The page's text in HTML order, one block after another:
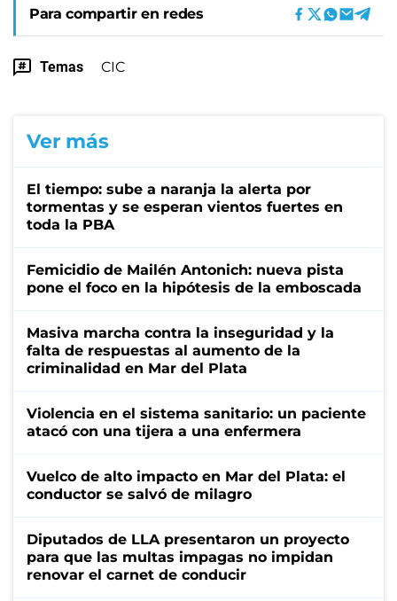
Para compartir en redes
Temas CIC
Ver más
El tiempo: sube a naranja la alerta por
tormentas y se esperan vientos fuertes en
toda la PBA
Femicidio de Mailén Antonich: nueva pista
pone el foco en la hipótesis de la emboscada
Masiva marcha contra la inseguridad y la
falta de respuestas al aumento de la
criminalidad en Mar del Plata
Violencia en el sistema sanitario: un paciente
atacó con una tijera a una enfermera
Vuelco de alto impacto en Mar del Plata: el
conductor se salvó de milagro
Diputados de LLA presentaron un proyecto
para que las multas impagas no impidan
renovar el carnet de conducir